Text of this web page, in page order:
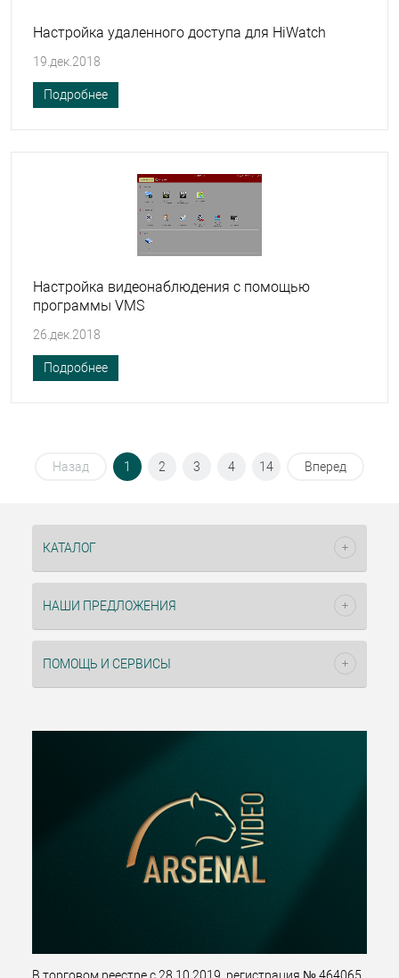
Настройка удаленного доступа для HiWatch
19.дек.2018
Подробнее
Настройка видеонаблюдения с помощью
программы VMS
26.дек.2018
Подробнее
Назад 1 2 3 4 14 Вперед
КАТАЛОГ
НАШИ ПРЕДЛОЖЕНИЯ
ПОМОЩЬ И СЕРВИСЫ